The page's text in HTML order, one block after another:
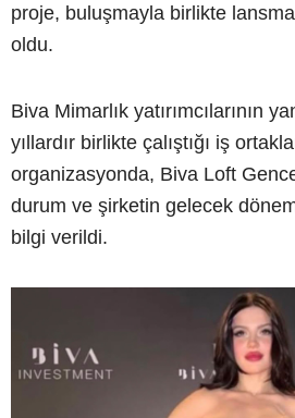
proje, buluşmayla birlikte
oldu.
Biva Mimarlık yatırımcılarının
yıllardır birlikte çalıştığı iş
organizasyonda, Biva Loft
durum ve şirketin gelecek dönem
bilgi verildi.